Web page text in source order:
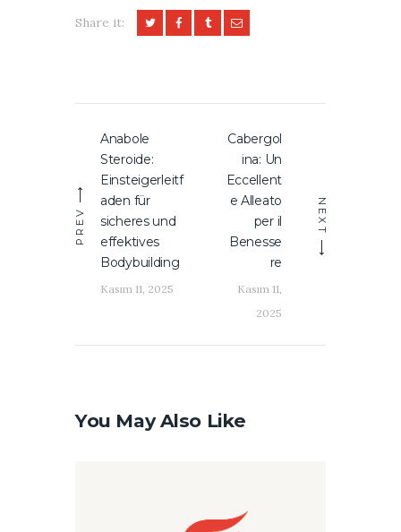
Share it:
gezinmesi
PREV
Previous
post:
Anabole
Steroide:
Einsteigerleitf
aden für
sicheres und
effektives
Bodybuilding
Kasım 11, 2025
NEXT
Cabergol
ina: Un
Eccellent
e Alleato
per il
Benesse
re
Kasım 11,
2025
You May Also Like